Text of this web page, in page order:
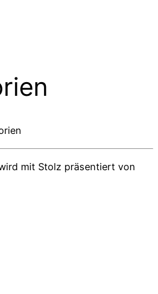
mit Stolz präsentiert von